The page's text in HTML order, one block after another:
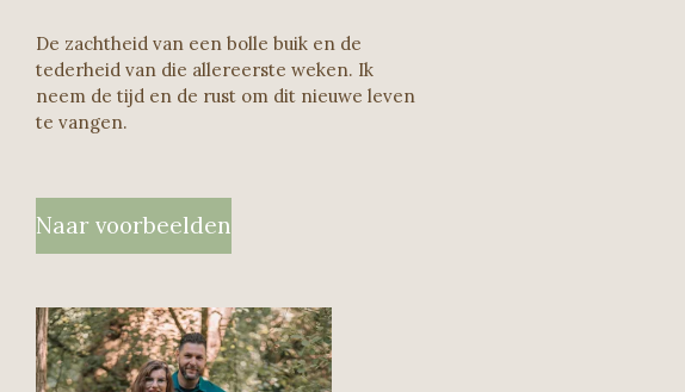
De zachtheid van een bolle buik en de
tederheid van die allereerste weken. Ik
neem de tijd en de rust om dit nieuwe leven
te vangen.
Naar voorbeelden